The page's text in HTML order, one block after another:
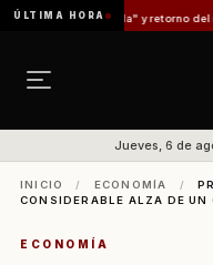
ÚLTIMA HORA
a la "tómbola" y retorno del mérito
Jueves, 6 de
INICIO / ECONOMÍA /
CONSIDERABLE ALZA DE UN
ECONOMÍA